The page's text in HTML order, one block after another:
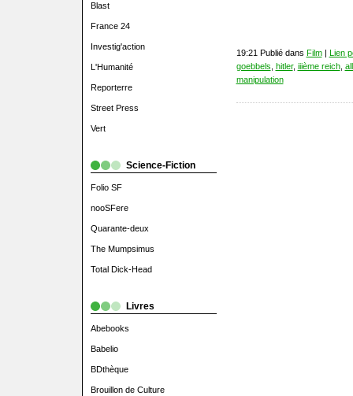
Blast
France 24
Investig'action
L'Humanité
Reporterre
Street Press
Vert
Science-Fiction
Folio SF
nooSFere
Quarante-deux
The Mumpsimus
Total Dick-Head
Livres
Abebooks
Babelio
BDthèque
Brouillon de Culture
19:21 Publié dans Film| Lien
goebbels hitler, iiième reich,
manipulation